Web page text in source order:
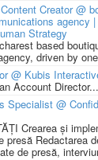
Creator @
agency
Strategy
based
driven by
@ Kubis
Account Director...
Specialist @
Crearea și
presă Redactarea
de presă,